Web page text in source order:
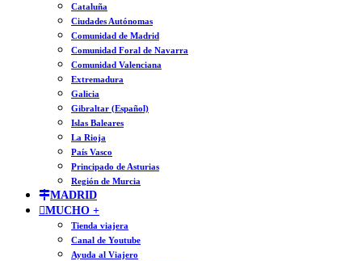
Cataluña
Ciudades Autónomas
Comunidad de Madrid
Comunidad Foral de Navarra
Comunidad Valenciana
Extremadura
Galicia
Gibraltar (Español)
Islas Baleares
La Rioja
País Vasco
Principado de Asturias
Región de Murcia
MADRID
MUCHO +
Tienda viajera
Canal de Youtube
Ayuda al Viajero